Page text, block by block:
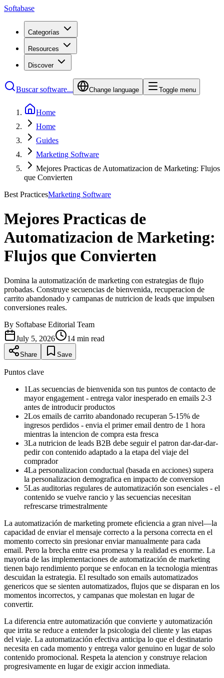
Softabase
Categorías
Resources
Discover
Buscar software... Change language Toggle menu
Home
Home
Guides
Marketing Software
Mejores Practicas de Automatizacion de Marketing: Flujos
que Convierten
Best PracticesMarketing Software
Mejores Practicas de
Automatizacion de Marketing:
Flujos que Convierten
Domina la automatización de marketing con estrategias de flujo
probadas. Construye secuencias de bienvenida, recuperacion de
carrito abandonado y campanas de nutricion de leads que impulsen
conversiones reales.
By Softabase Editorial Team
July 5, 2026
14 min read
Share Save
Puntos clave
1Las secuencias de bienvenida son tus puntos de contacto de
mayor engagement - entrega valor inesperado en emails 2-3
antes de introducir productos
2Los emails de carrito abandonado recuperan 5-15% de
ingresos perdidos - envia el primer email dentro de 1 hora
mientras la intencion de compra esta fresca
3La nutricion de leads B2B debe seguir el patron dar-dar-dar-
pedir con contenido adaptado a la etapa del viaje del
comprador
4La personalizacion conductual (basada en acciones) supera
la personalizacion demografica en impacto de conversion
5Las auditorias regulares de automatización son esenciales - el
contenido se vuelve rancio y las secuencias necesitan
refrescarse trimestralmente
La automatización de marketing promete eficiencia a gran nivel—la
capacidad de enviar el mensaje correcto a la persona correcta en el
momento correcto sin presionar enviar manualmente para cada
email. Pero la brecha entre esa promesa y la realidad es enorme. La
mayoria de las implementaciones de automatización de marketing
tienen bajo rendimiento porque se enfocan en la tecnologia mientras
descuidan la estrategia. El resultado son emails automatizados
genericos que se sienten automatizados, flujos que se disparan en los
momentos incorrectos, y campanas que molestan en lugar de
convertir.
La diferencia entre automatización que convierte y automatización
que irrita se reduce a entender la psicologia del cliente y las etapas
del viaje. La automatización efectiva anticipa lo que el destinatario
necesita en cada momento y entrega valor genuino en lugar de solo
contenido promocional. Respeta la atencion y construye relacion
progresivamente en lugar de exigir accion inmediata.